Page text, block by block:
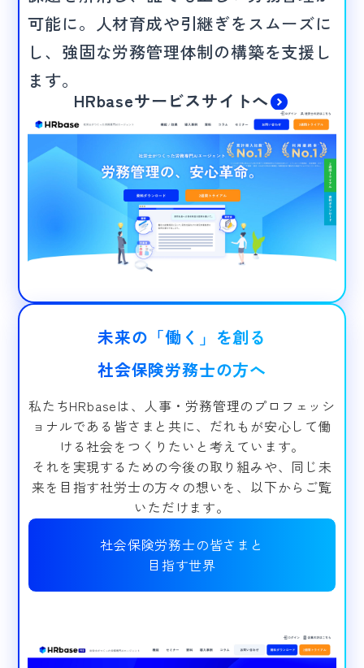
可能に。人材育成や引継ぎをスムーズに
し、強固な労務管理体制の構築を支援し
ます。
HRbaseサービスサイトへ
未来の「働く」を創る
社会保険労務士の方へ
私たちHRbaseは、人事・労務管理のプロフェッシ
ョナルである皆さまと共に、だれもが安心して働
ける社会をつくりたいと考えています。
それを実現するための今後の取り組みや、同じ未
来を目指す社労士の方々の想いを、以下からご覧
いただけます。
社会保険労務士の皆さまと
目指す世界